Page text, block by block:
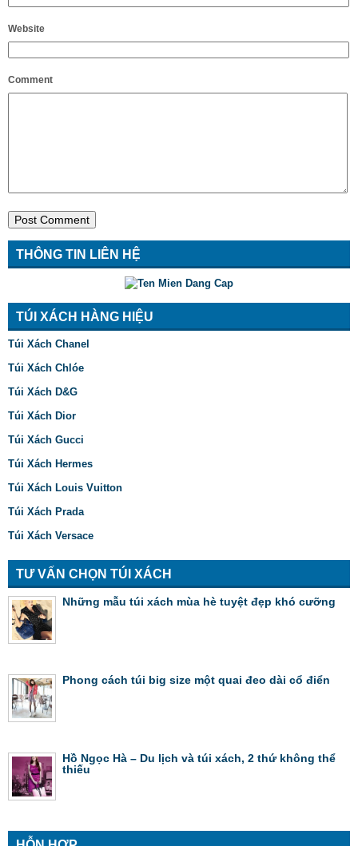
Website
Comment
THÔNG TIN LIÊN HỆ
TÚI XÁCH HÀNG HIỆU
Túi Xách Chanel
Túi Xách Chlóe
Túi Xách D&G
Túi Xách Dior
Túi Xách Gucci
Túi Xách Hermes
Túi Xách Louis Vuitton
Túi Xách Prada
Túi Xách Versace
TƯ VẤN CHỌN TÚI XÁCH
Những mẫu túi xách mùa hè tuyệt đẹp khó cưỡng
Phong cách túi big size một quai đeo dài cổ điển
Hồ Ngọc Hà – Du lịch và túi xách, 2 thứ không thể
thiếu